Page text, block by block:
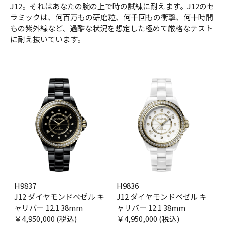
J12。それはあなたの腕の上で時の試練に耐えます。J12のセ
ラミックは、何百万もの研磨粒、何千回もの衝撃、何十時間
もの紫外線など、過酷な状況を想定した極めて厳格なテスト
に耐え抜いています。
H9837
J12 ダイヤモンドベゼル キ
ャリバー 12.1 38mm
￥4,950,000 (税込)
H9836
J12 ダイヤモンドベゼル キ
ャリバー 12.1 38mm
￥4,950,000 (税込)